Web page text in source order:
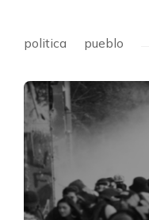
politica pueblo